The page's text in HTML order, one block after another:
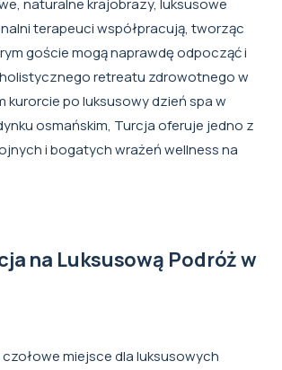
naturalne krajobrazy, luksusowe
terapeuci współpracują, tworząc
goście mogą naprawdę odpocząć i
holistycznego retreatu zdrowotnego w
kurorcie po luksusowy dzień spa w
osmańskim, Turcja oferuje jedno z
i bogatych wrażeń wellness na
na Luksusową Podróż w
miejsce dla luksusowych